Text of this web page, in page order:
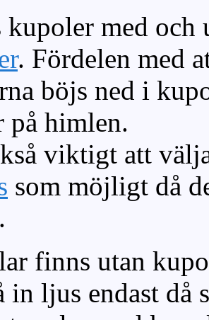
med och
. Fördelen med
böjs ned i
på himlen.
viktigt att
som möjligt då
finns utan
in ljus endast då